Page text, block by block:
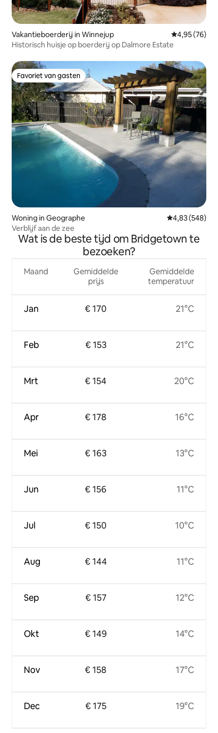
Vakantieboerderij in Winnejup Gemiddelde
4,95 (76)
Historisch huisje op boerderij op Dalmore Estate
Favoriet van gasten
Favoriet van gasten
Woning in Geographe Gemiddelde
4,83 (548)
Verblijf aan de zee
Wat is de beste tijd om Bridgetown te
bezoeken?
Maand
Jan
Feb
Mrt
Apr
Mei
Jun
Jul
Aug
Sep
Okt
Nov
Dec
Gemiddelde
prijs
€ 170
€ 153
€ 154
€ 178
€ 163
€ 156
€ 150
€ 144
€ 157
€ 149
€ 158
€ 175
Gemiddelde
temperatuur
21°C
21°C
20°C
16°C
13°C
11°C
10°C
11°C
12°C
14°C
17°C
19°C